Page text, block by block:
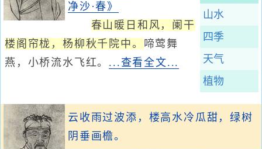
山水
四季
天气
植物
净沙·春》
春山暖日和风，阑干
楼阁帘栊，杨柳秋千院中。 啼莺舞
燕，小桥流水飞红。 ...查看全文...
云收雨过波添，楼高水冷瓜甜，绿树
阴垂画檐。